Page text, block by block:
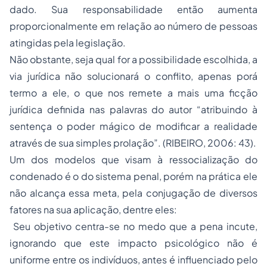
dado. Sua responsabilidade então aumenta
proporcionalmente em relação ao número de pessoas
atingidas pela legislação.
Não obstante, seja qual for a possibilidade escolhida, a
via jurídica não solucionará o conflito, apenas porá
termo a ele, o que nos remete a mais uma ficção
jurídica definida nas palavras do autor “atribuindo à
sentença o poder mágico de modificar a realidade
através de sua simples prolação”. (RIBEIRO, 2006: 43).
Um dos modelos que visam à ressocialização do
condenado é o do sistema penal, porém na prática ele
não alcança essa meta, pela conjugação de diversos
fatores na sua aplicação, dentre eles:
Seu objetivo centra-se no medo que a pena incute,
ignorando que este impacto psicológico não é
uniforme entre os indivíduos, antes é influenciado pelo